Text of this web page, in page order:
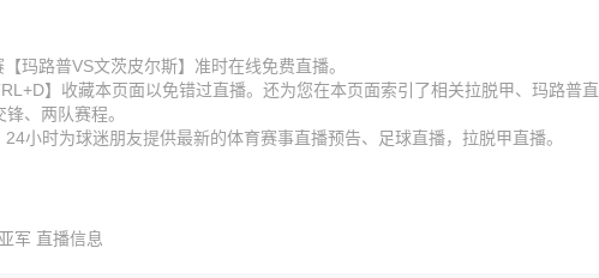
尔斯
尔斯
尔斯
尔斯
尔斯
尔斯
路普VS文茨皮尔斯】准时在线免费直播。
】收藏本页面以免错过直播。还为您在本页面索引了相关拉脱甲、玛路普直
、两队赛程。
小时为球迷朋友提供最新的体育赛事直播预告、足球直播，拉脱甲直播。
军 直播信息